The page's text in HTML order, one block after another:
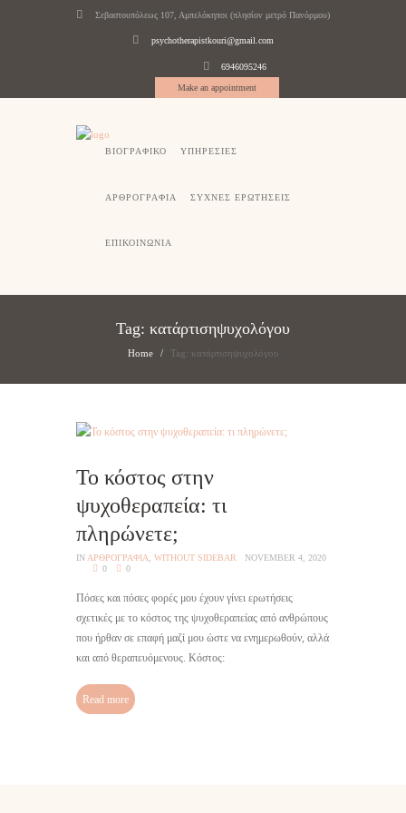
Σεβαστουπόλεως 107, Αμπελόκηποι (πλησίον μετρό Πανόρμου)
psychotherapistkouri@gmail.com
6946095246
Make an appointment
ΒΙΟΓΡΑΦΙΚΟ ΥΠΗΡΕΣΙΕΣ
ΑΡΘΡΟΓΡΑΦΙΑ ΣΥΧΝΕΣ ΕΡΩΤΗΣΕΙΣ
ΕΠΙΚΟΙΝΩΝΙΑ
Tag: κατάρτισηψυχολόγου
Home Tag: κατάρτισηψυχολόγου
Το κόστος στην
ψυχοθεραπεία: τι
πληρώνετε;
IN AΡΘΡΟΓΡΑΦΙΑ WITHOUT SIDEBAR
NOVEMBER 4, 2020
0
0
Πόσες και πόσες φορές μου έχουν γίνει ερωτήσεις
σχετικές με το κόστος της ψυχοθεραπείας από ανθρώπους
που ήρθαν σε επαφή μαζί μου ώστε να ενημερωθούν, αλλά
και από θεραπευόμενους. Κόστος:
Read more